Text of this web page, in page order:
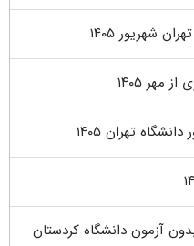
شهریور ۱۴۰۵
۱۴۰۵
تهران ۱۴۰۵
آزمون دانشگاه کردستان